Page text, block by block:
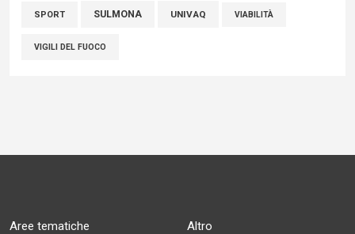
SPORT SULMONA UNIVAQ VIABILITÀ
VIGILI DEL FUOCO
Aree tematiche Altro